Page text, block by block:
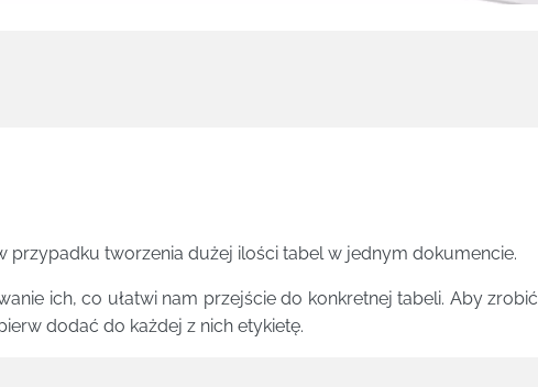
przypadku tworzenia dużej ilości tabel w jednym dokumencie.
ich, co ułatwi nam przejście do konkretnej tabeli. Aby zrobić
dodać do każdej z nich etykietę.